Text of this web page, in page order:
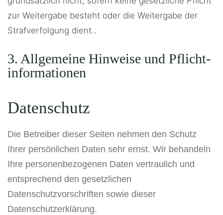
zur Weitergabe besteht oder die Weitergabe der
Strafverfolgung dient..
3. Allgemeine Hinweise und Pflicht­
informationen
Datenschutz
Die Betreiber dieser Seiten nehmen den Schutz
Ihrer persönlichen Daten sehr ernst. Wir behandeln
Ihre personenbezogenen Daten vertraulich und
entsprechend den gesetzlichen
Datenschutzvorschriften sowie dieser
Datenschutzerklärung.